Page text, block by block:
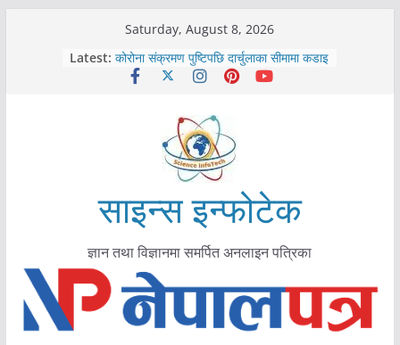
Saturday, August 8, 2026
Latest:
काभ्रेपलाञ्चोकमा आयुर्वेद स्वास्थ्योपचारतर्फ
आकर्षण बढ्दै
कोरोना संक्रमण पुष्टिपछि दार्चुलाका सीमामा कडाइ
मकवानपुरमा खोरेत रोग विरुद्धको खोप लगाउन
आयुर्वेद चिकित्सा प्रणालीको भूमिका महत्वपूर्ण छ :
मुख्यमन्त्री शाह
साइन्स इन्फोटेक
ज्ञान तथा विज्ञानमा समर्पित अनलाइन पत्रिका